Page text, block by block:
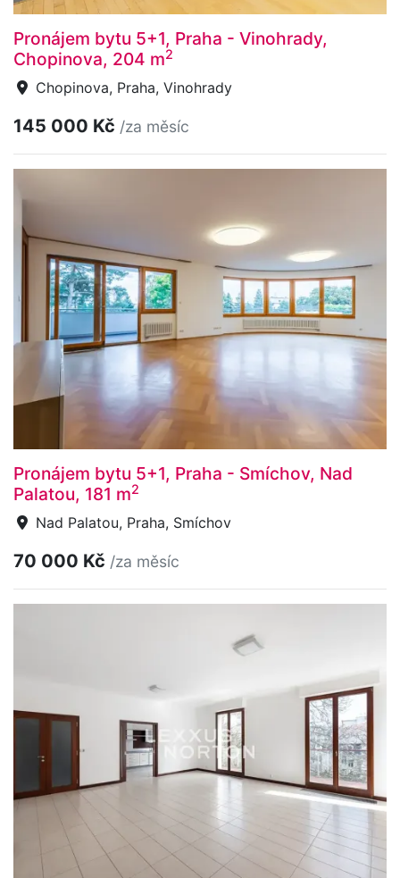
Pronájem bytu 5+1, Praha - Vinohrady,
Chopinova, 204 m2
Chopinova, Praha, Vinohrady
145 000 Kč /za měsíc
Pronájem bytu 5+1, Praha - Smíchov, Nad
Palatou, 181 m2
Nad Palatou, Praha, Smíchov
70 000 Kč /za měsíc